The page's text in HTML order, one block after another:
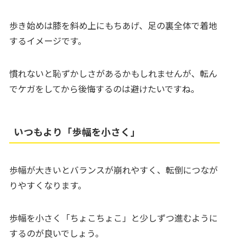
歩き始めは膝を斜め上にもちあげ、足の裏全体で着地
するイメージです。
慣れないと恥ずかしさがあるかもしれませんが、転ん
でケガをしてから後悔するのは避けたいですね。
いつもより「歩幅を小さく」
歩幅が大きいとバランスが崩れやすく、転倒につなが
りやすくなります。
歩幅を小さく「ちょこちょこ」と少しずつ進むように
するのが良いでしょう。